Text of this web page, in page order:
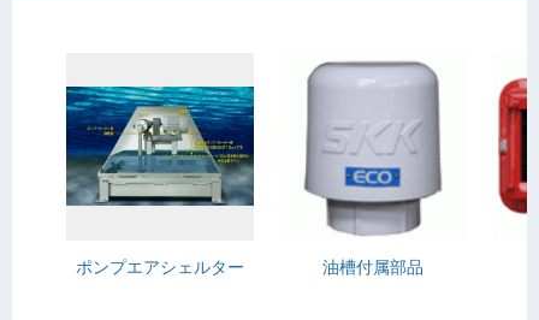
ポンプエアシェルター 油槽付属部品